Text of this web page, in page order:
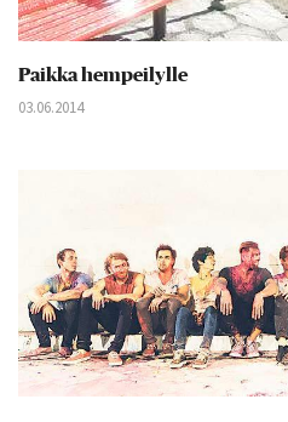
Paikka hempeilylle
03.06.2014